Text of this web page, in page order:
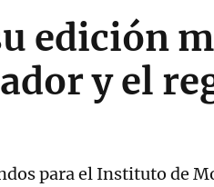
edición
y el
para el Instituto de